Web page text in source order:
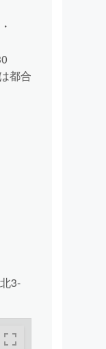
都合
3-